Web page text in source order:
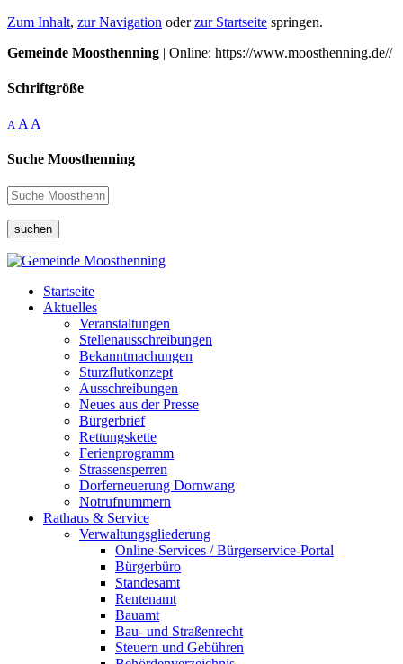
Zum Inhalt, zur Navigation oderzur Startseite springen.
Gemeinde Moosthenning | Online: https://www.moosthenning.de//
Schriftgröße
A A A
Suche Moosthenning
suchen
Startseite
Aktuelles
Veranstaltungen
Stellenausschreibungen
Bekanntmachungen
Sturzflutkonzept
Ausschreibungen
Neues aus der Presse
Bürgerbrief
Rettungskette
Ferienprogramm
Strassensperren
Dorferneuerung Dornwang
Notrufnummern
Rathaus & Service
Verwaltungsgliederung
Online-Services / Bürgerservice-Portal
Bürgerbüro
Standesamt
Rentenamt
Bauamt
Bau- und Straßenrecht
Steuern und Gebühren